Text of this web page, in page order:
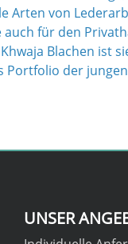
von
für den
Blachen ist
Portfolio der
UNSER